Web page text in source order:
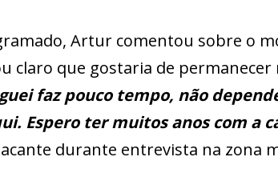
Artur comentou sobre o
claro que gostaria de
faz pouco tempo, não
Espero ter muitos anos com a
durante entrevista na zona